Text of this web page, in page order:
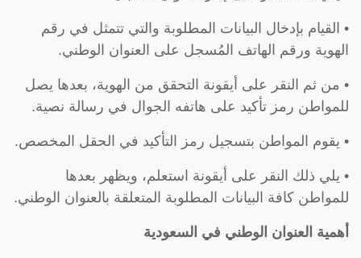
• القيام بإدخال البيانات المطلوبة والتي تتمثل في رقم
الهوية ورقم الهاتف المُسجل على العنوان الوطني.
• من ثم النقر على أيقونة التحقق من الهوية، بعدها يصل
للمواطن رمز تأكيد على هاتفه الجوال في رسالة نصية.
• يقوم المواطن بتسجيل رمز التأكيد في الحقل المخصص.
• يلي ذلك النقر على أيقونة استعلم، ويظهر بعدها
للمواطن كافة البيانات المطلوبة المتعلقة بالعنوان الوطني.
أهمية العنوان الوطني في السعودية